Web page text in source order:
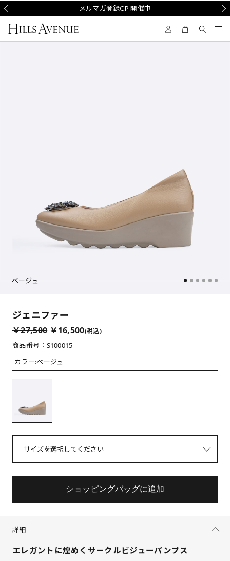
メルマガ登録CP 開催中
ベージュ
ジェニファー
￥27,500 ￥16,500(税込)
商品番号：S100015
カラー:ベージュ
サイズを選択してください
ショッピングバッグに追加
詳細
エレガントに煌めくサークルビジューパンプス